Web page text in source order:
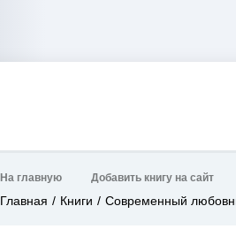
На главную Добавить книгу на сайт
Главная Книги Современный